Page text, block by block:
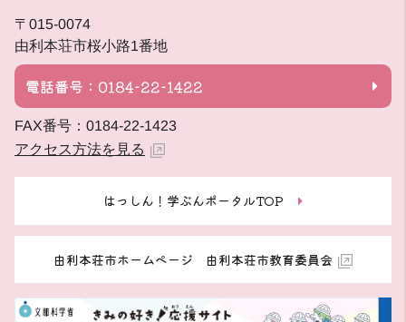
〒015-0074
由利本荘市桜小路1番地
電話番号：0184-22-1422
FAX番号：0184-22-1423
アクセス方法を見る
はっしん！学ぶんポータルTOP
由利本荘市ホームページ 由利本荘市教育委員会